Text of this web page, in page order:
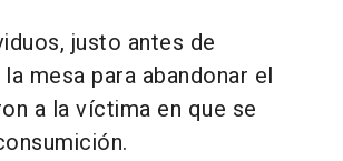
justo antes de
mesa para abandonar el
a la víctima en que se